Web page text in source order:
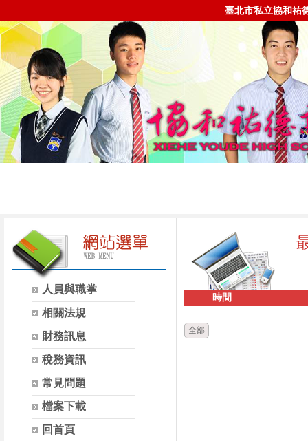
臺北市私立協和祐
人員與職掌
相關法規
財務訊息
稅務資訊
常見問題
檔案下載
回首頁
時間
全部